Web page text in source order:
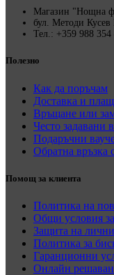
Магазин "Нощна
бул. Методи
Тел.: +359 988 354
Полезно
Как да поръчам
Доставка и
Връщане или
Често задавани
Подаръчни
Обратна връзка
Помощ за клиента
Политика на
Общи условия
Защита на
Политика за
Гаранционни
Онлайн